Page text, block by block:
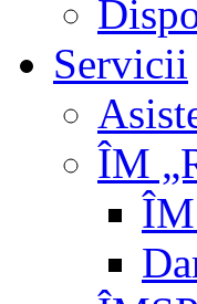
Servicii
ÎM
ÎM